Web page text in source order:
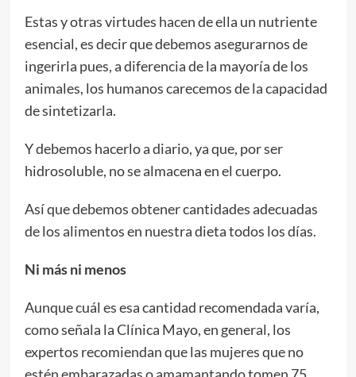
Estas y otras virtudes hacen de ella un nutriente
esencial, es decir que debemos asegurarnos de
ingerirla pues, a diferencia de la mayoría de los
animales, los humanos carecemos de la capacidad
de sintetizarla.
Y debemos hacerlo a diario, ya que, por ser
hidrosoluble, no se almacena en el cuerpo.
Así que debemos obtener cantidades adecuadas
de los alimentos en nuestra dieta todos los días.
Ni más ni menos
Aunque cuál es esa cantidad recomendada varía,
como señala la Clínica Mayo, en general, los
expertos recomiendan que las mujeres que no
estén embarazadas o amamantando tomen 75